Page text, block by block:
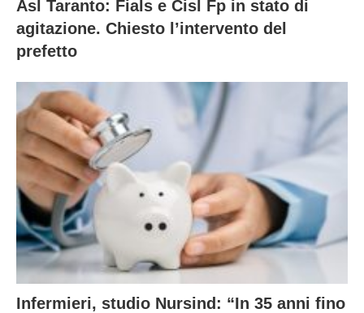
Asl Taranto: Fials e Cisl Fp in stato di
agitazione. Chiesto l’intervento del
prefetto
Infermieri, studio Nursind: “In 35 anni fino